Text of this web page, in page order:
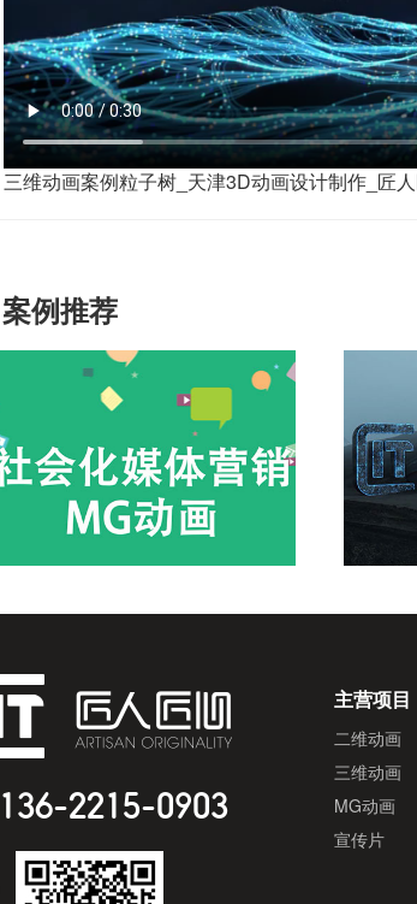
三维动画案例粒子树_天津3D动画设计制作_匠
案例推荐
136-2215-0903
主营项目
二维动画
三维动画
MG动画
宣传片